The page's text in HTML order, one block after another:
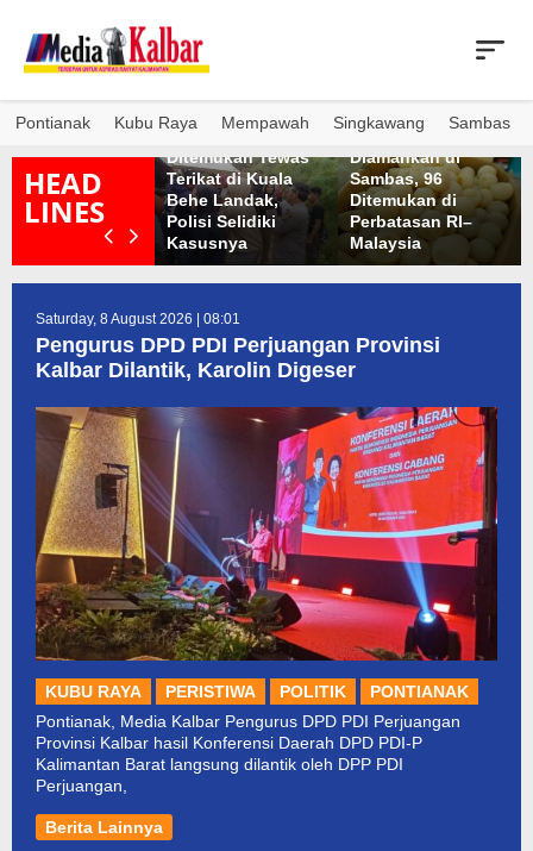
content
Pontianak Kubu Raya Mempawah Singkawang Sambas
HEAD
LINES
Biasa Ramai
666
Masuknya
di Tanah
Ibu dan Anak
Ditemukan Tewas
Terikat di Kuala
Behe Landak,
Polisi Selidiki
Kasusnya
1.286 Telur Penyu
Diamankan di
Sambas, 96
Ditemukan di
Perbatasan RI–
Malaysia
Saturday, 8 August 2026 | 08:01
Pengurus DPD PDI Perjuangan Provinsi
Kalbar Dilantik, Karolin Digeser
KUBU RAYA PERISTIWA POLITIK
PONTIANAK
Pontianak, Media Kalbar Pengurus DPD PDI Perjuangan
Provinsi Kalbar hasil Konferensi Daerah DPD PDI-P
Kalimantan Barat langsung dilantik oleh DPP PDI
Perjuangan,
Berita Lainnya